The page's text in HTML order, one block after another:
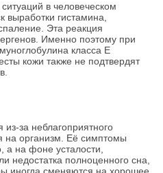
в человеческом
выработки гистамина,
Эта реакция
Именно поэтому при
класса E
кожи также не подтвердят
за неблагоприятного
на организм. Её симптомы
а на фоне усталости,
недостатка полноценного сна,